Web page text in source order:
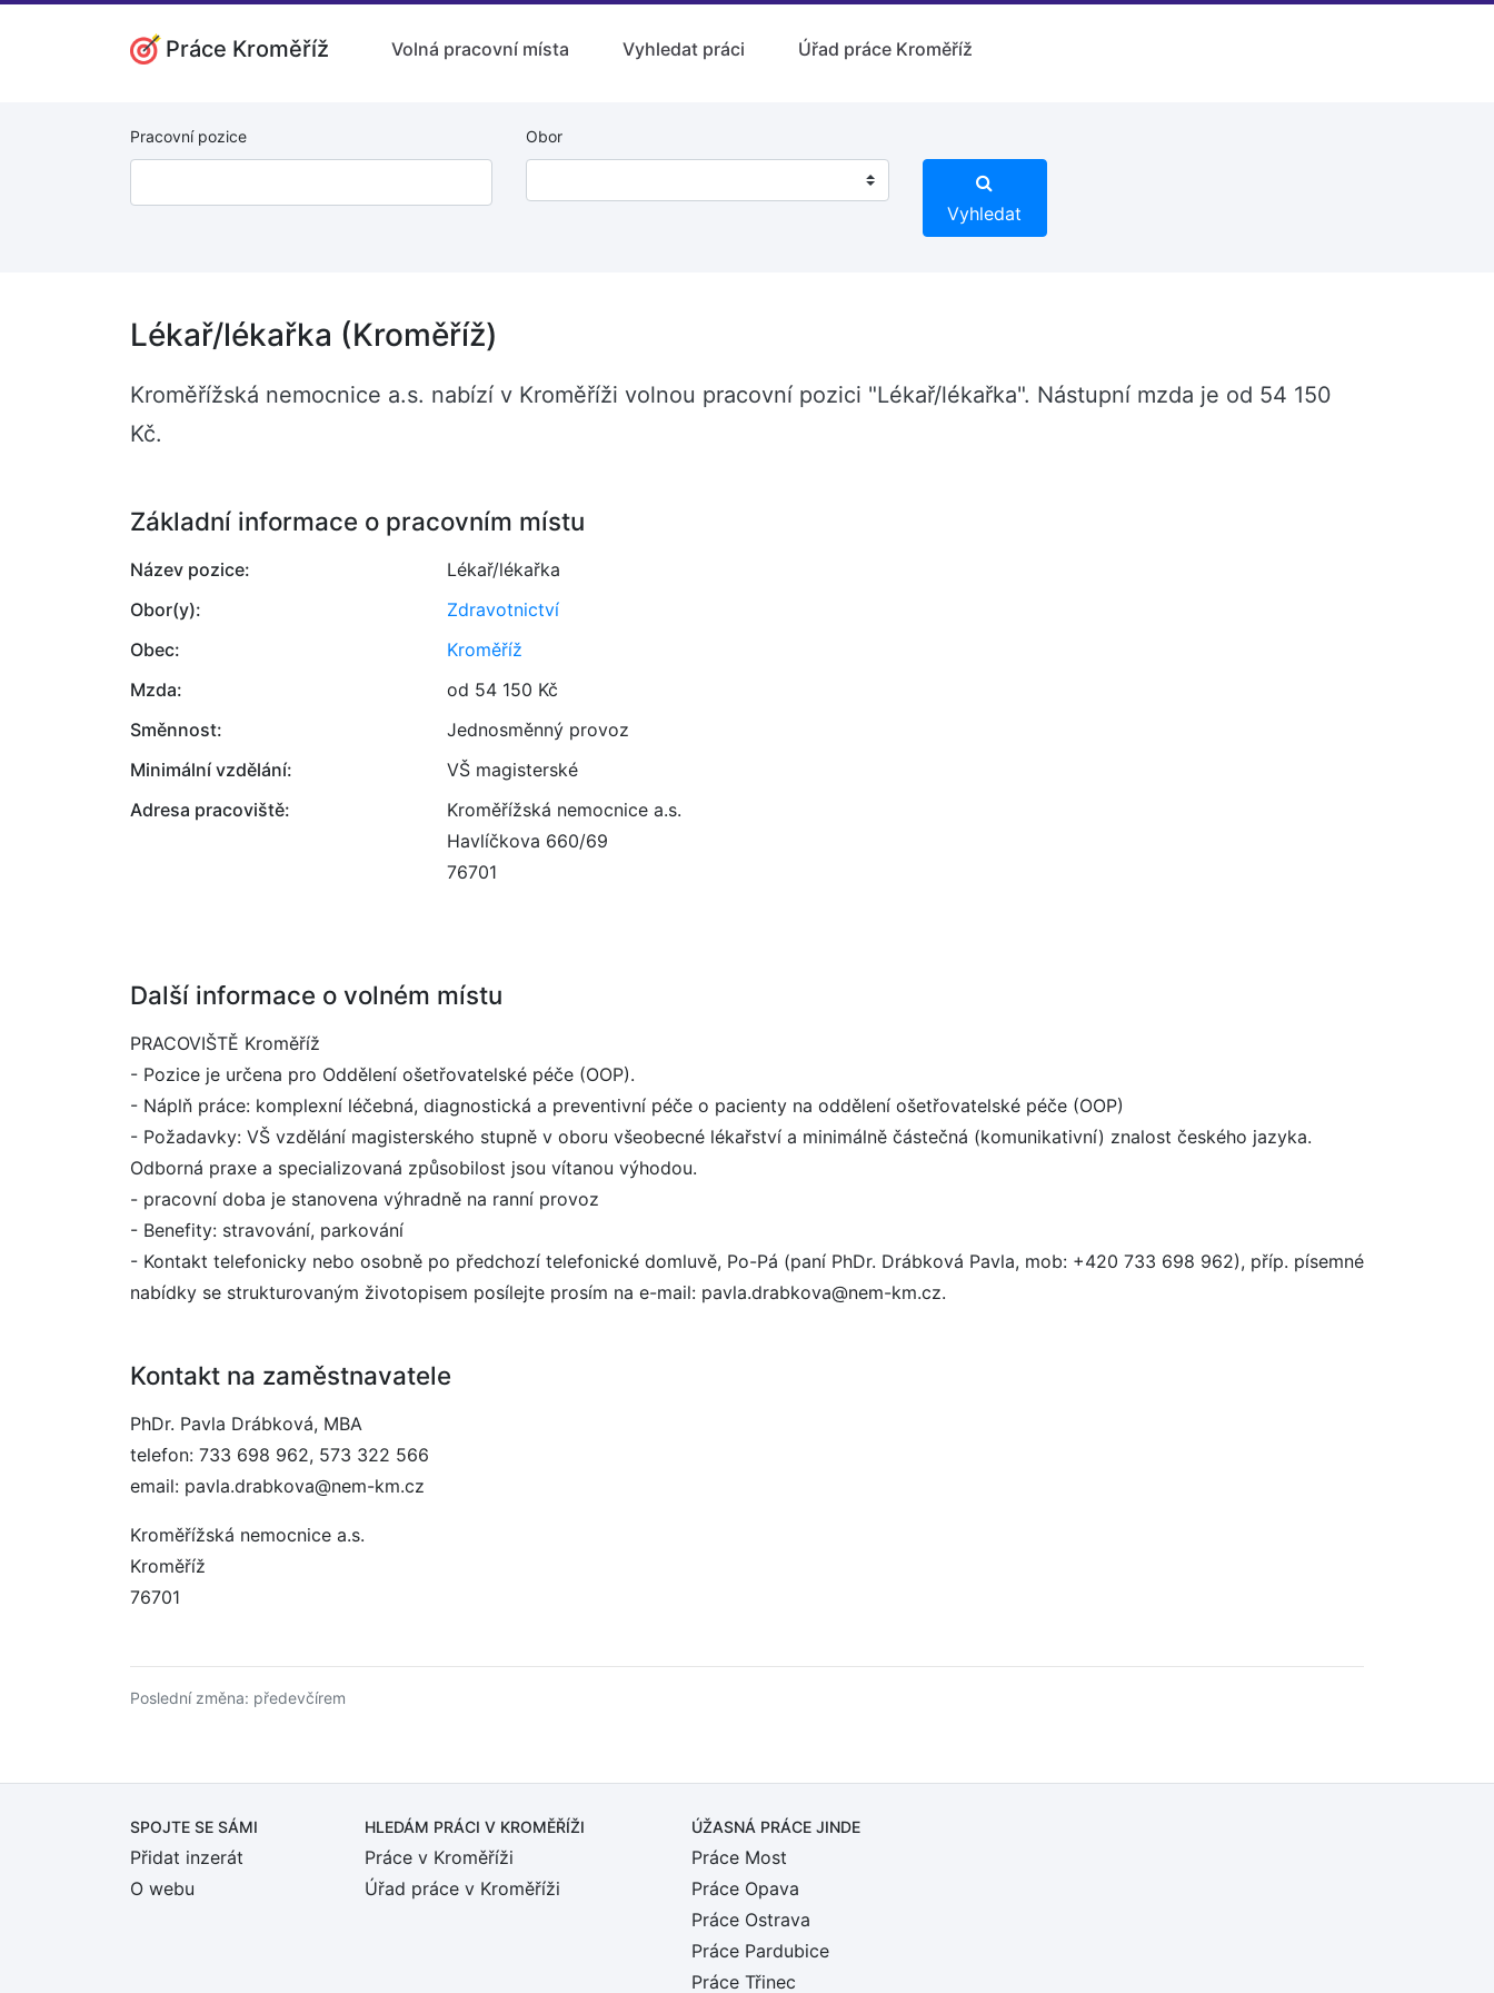
Práce Kroměříž Volná pracovní místa Vyhledat práci Úřad práce Kroměříž
Pracovní pozice Obor
Vyhledat
Lékař/lékařka (Kroměříž)
Kroměřížská nemocnice a.s. nabízí v Kroměříži volnou pracovní pozici "Lékař/lékařka". Nástupní mzda je od 54 150
Kč.
Základní informace o pracovním místu
Název pozice:
Lékař/lékařka
Obor(y):
Zdravotnictví
Obec:
Kroměříž
Mzda:
od 54 150 Kč
Směnnost:
Jednosměnný provoz
Minimální vzdělání:
VŠ magisterské
Adresa pracoviště:
Kroměřížská nemocnice a.s.
Havlíčkova 660/69
76701
Další informace o volném místu
PRACOVIŠTĚ Kroměříž
- Pozice je určena pro Oddělení ošetřovatelské péče (OOP).
- Náplň práce: komplexní léčebná, diagnostická a preventivní péče o pacienty na oddělení ošetřovatelské péče (OOP)
- Požadavky: VŠ vzdělání magisterského stupně v oboru všeobecné lékařství a minimálně částečná (komunikativní) znalost českého jazyka.
Odborná praxe a specializovaná způsobilost jsou vítanou výhodou.
- pracovní doba je stanovena výhradně na ranní provoz
- Benefity: stravování, parkování
- Kontakt telefonicky nebo osobně po předchozí telefonické domluvě, Po-Pá (paní PhDr. Drábková Pavla, mob: +420 733 698 962), příp. písemné
nabídky se strukturovaným životopisem posílejte prosím na e-mail: pavla.drabkova@nem-km.cz.
Kontakt na zaměstnavatele
PhDr. Pavla Drábková, MBA
telefon: 733 698 962, 573 322 566
email: pavla.drabkova@nem-km.cz
Kroměřížská nemocnice a.s.
Kroměříž
76701
Poslední změna: předevčírem
SPOJTE SE SÁMI
Přidat inzerát
O webu
HLEDÁM PRÁCI V KROMĚŘÍŽI
Práce v Kroměříži
Úřad práce v Kroměříži
ÚŽASNÁ PRÁCE JINDE
Práce Most
Práce Opava
Práce Ostrava
Práce Pardubice
Práce Třinec